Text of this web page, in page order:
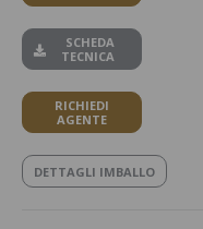
SCHEDA
TECNICA
RICHIEDI
AGENTE
DETTAGLI IMBALLO